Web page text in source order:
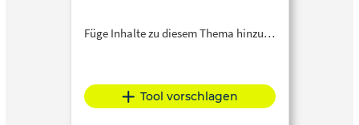
Füge Inhalte zu diesem Thema hinzu…
Tool vorschlagen